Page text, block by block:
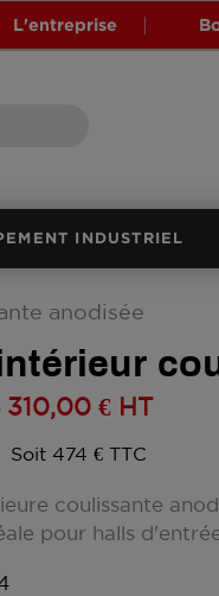
L'entreprise
INDUSTRIEL
anodisée
310,00 € HT
Soit 474 € TTC
coulissante
pour halls